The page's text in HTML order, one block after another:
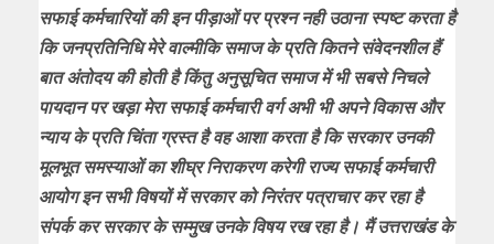
सफाई कर्मचारियों की इन पीड़ाओं पर प्रश्न नही उठाना स्पष्ट करता है
कि जनप्रतिनिधि मेरे वाल्मीकि समाज के प्रति कितने संवेदनशील हैं
बात अंतोदय की होती है किंतु अनुसूचित समाज में भी सबसे निचले
पायदान पर खड़ा मेरा सफाई कर्मचारी वर्ग अभी भी अपने विकास और
न्याय के प्रति चिंता ग्रस्त है वह आशा करता है कि सरकार उनकी
मूलभूत समस्याओं का शीघ्र निराकरण करेगी राज्य सफाई कर्मचारी
आयोग इन सभी विषयों में सरकार को निरंतर पत्राचार कर रहा है
संपर्क कर सरकार के सम्मुख उनके विषय रख रहा है। मैं उत्तराखंड के